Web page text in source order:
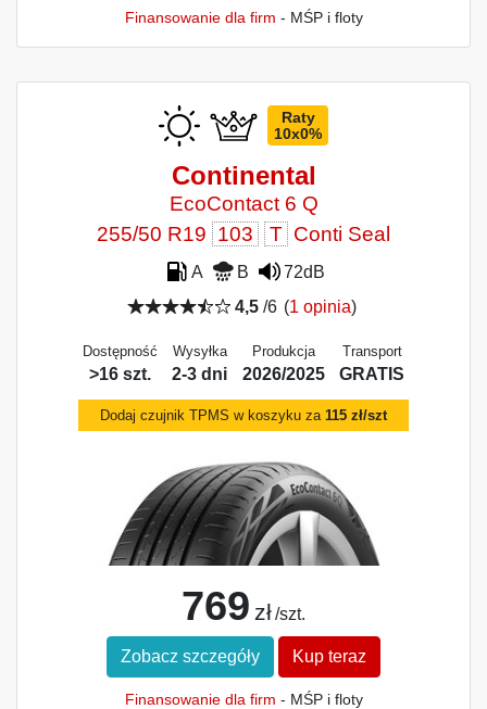
Finansowanie dla firm - MŚP i floty
Raty
10x0%
Continental
EcoContact 6 Q
255/50 R19 103 T Conti Seal
A B
72dB
4,5/6 (1 opinia)
Dostępność
>16 szt.
Wysyłka
2-3 dni
Produkcja
2026/2025
Transport
GRATIS
Dodaj czujnik TPMS w koszyku za 115 zł/szt
769 zł /szt.
Zobacz szczegóły Kup teraz
Finansowanie dla firm - MŚP i floty